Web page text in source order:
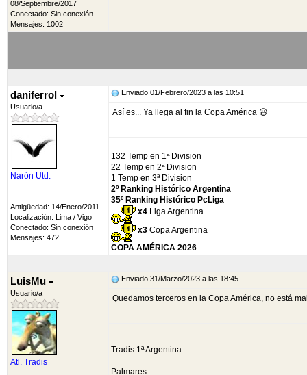
08/Septiembre/2017
Conectado: Sin conexión
Mensajes: 1002
daniferrol
Usuario/a
Narón Utd.
Antigüedad: 14/Enero/2011
Localización: Lima / Vigo
Conectado: Sin conexión
Mensajes: 472
Enviado 01/Febrero/2023 a las 10:51
Así es... Ya llega al fin la Copa América 😃
132 Temp en 1ª Division
22 Temp en 2ª Division
1 Temp en 3ª Division
2º Ranking Histórico Argentina
35º Ranking Histórico PcLiga
x4 Liga Argentina
x3 Copa Argentina
COPA AMÉRICA 2026
LuisMu
Usuario/a
Atl. Tradis
Enviado 31/Marzo/2023 a las 18:45
Quedamos terceros en la Copa América, no está
Tradis 1ª Argentina.
Palmares: